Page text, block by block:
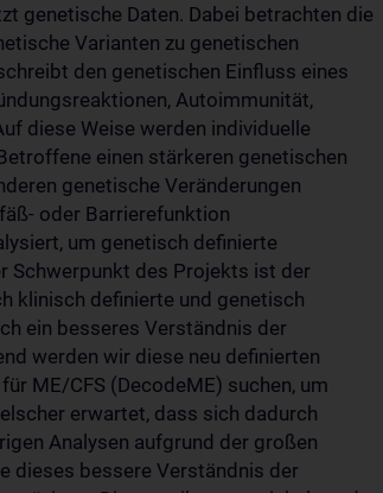
genetische Daten. Dabei betrachten die
Varianten zu genetischen
den genetischen Einfluss eines
Autoimmunität,
diese Weise werden individuelle
einen stärkeren genetischen
genetische Veränderungen
oder Barrierefunktion
um genetisch definierte
Schwerpunkt des Projekts ist der
klinisch definierte und genetisch
ein besseres Verständnis der
werden wir diese neu definierten
ME/CFS (DecodeME) suchen, um
erwartet, dass sich dadurch
Analysen aufgrund der großen
dieses bessere Verständnis der